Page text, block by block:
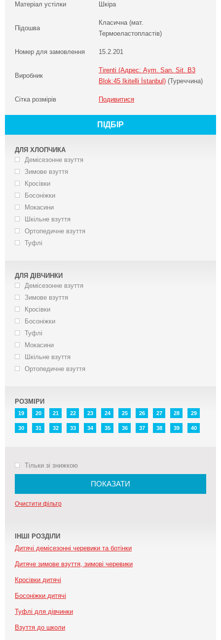
Матеріал устілки Шкіра
Підошва
Класична (мат.
Термоеластопластів)
Номер для замовлення 15.2.201
Виробник
Tirenti (Адрес: Aym. San. Sit. B3
Blok:45 Ikitelli İstanbul) (Туреччина)
Сітка розмірів Подивитися
ПІДБІР
ДЛЯ ХЛОПЧИКА
Демісезонне взуття
Зимове взуття
Кросівки
Босоніжки
Мокасини
Шкільне взуття
Ортопедичне взуття
Туфлі
ДЛЯ ДІВЧИНКИ
Демісезонне взуття
Зимове взуття
Кросівки
Босоніжки
Туфлі
Мокасини
Шкільне взуття
Ортопедичне взуття
РОЗМІРИ
19 20 21 22 23 24 25 26 27 28 29
30 31 32 33 34 35 36 37 38 39 40
Тільки зі знижкою
ПОКАЗАТИ
Очистити фільтр
ІНШІ РОЗДІЛИ
Дитячі демісезонні черевики та ботінки
Дитяче зимове взуття, зимові черевики
Кросівки дитячі
Босоніжки дитячі
Туфлі для дівчинки
Взуття до школи